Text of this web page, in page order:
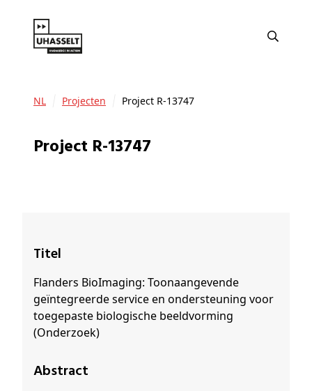
NL Projecten Project R-13747
Project R-13747
Titel
Flanders BioImaging: Toonaangevende
geïntegreerde service en ondersteuning voor
toegepaste biologische beeldvorming
(Onderzoek)
Abstract